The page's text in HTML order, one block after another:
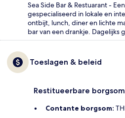
Sea Side Bar & Restuarant -
gespecialiseerd in lokale en
ontbijt, lunch, diner en lichte
bar van een drankje. Dagelijks
Toeslagen & beleid
Restitueerbare
Contante borgsom: